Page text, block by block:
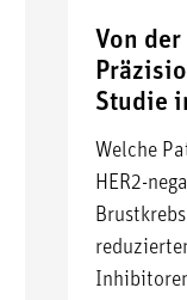
Von
Studie
Welche
HER2-